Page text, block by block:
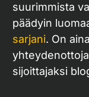
suurimmista
päädyin
sarjani. On
sijoittajaksi